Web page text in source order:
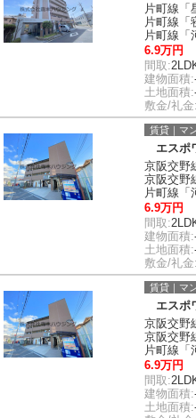
片町線「
片町線「
片町線「
6.9万円
間取:
建物面積:
土地面積:
敷金/礼金:
賃貸｜マ
エスポ
京阪交野
京阪交野
片町線「
6.9万円
間取:
建物面積:
土地面積:
敷金/礼金:
賃貸｜マ
エスポ
京阪交野
京阪交野
片町線「
6.9万円
間取:
建物面積:
土地面積: